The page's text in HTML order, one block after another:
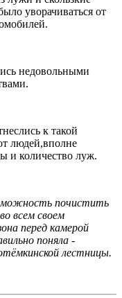
уворачиваться от
недовольными
к такой
людей,вполне
и количество луж.
почистить
всем своем
перед камерой
поняла -
лестницы.